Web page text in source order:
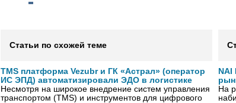
Статьи по схожей теме
TMS платформа Vezubr и ГК «Астрал» (оператор
ИС ЭПД) автоматизировали ЭДО в логистике
Несмотря на широкое внедрение систем управления
транспортом (TMS) и инструментов для цифрового
NAI
На